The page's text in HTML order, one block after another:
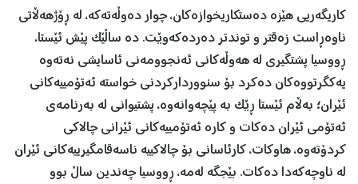
کاریگەریی هێزە دەستکاریخوازەکان، چوار دەوڵەتەکە، لە ڕۆژهەڵاتی
ناوەڕاست زەقتر و توندتر دەردەکەوێت. دە ساڵێک پێش ئێستا،
ڕووسیا پشتگیری لە هەوڵەکانی ئەنجوومەنی ئاسایشی نەتەوە
یەکگرتووەکان دەکرد بۆ سنووردارکردنی خواستە ئەتۆمییەکانی
ئێران؛ بەڵام ئێستا ڕێک بە پێچەوانەوە، پشتیوانی لە بەرنامەی
ئەتۆمی ئێران دەکات و کارە ئەتۆمییەکانی ئێرانی چالاکی
کردۆتەوە، هاوکات، کارئاسانی بۆ چالاکییە ناسەقامگیرییەکانی ئێران
لە ناوچەکەدا دەکات. بێجگە لەمە، ڕووسیا چەندین ساڵ بوو